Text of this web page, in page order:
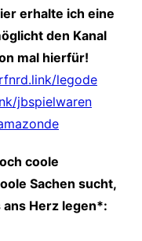
erhalte ich eine
den Kanal
mal hierfür!
legode
jbspielwaren
coole
Sachen sucht,
Herz legen*: